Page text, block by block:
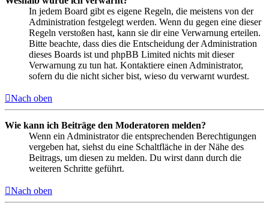
In jedem Board gibt es eigene Regeln, die meistens von der
Administration festgelegt werden. Wenn du gegen eine dieser
Regeln verstoßen hast, kann sie dir eine Verwarnung erteilen.
Bitte beachte, dass dies die Entscheidung der Administration
dieses Boards ist und phpBB Limited nichts mit dieser
Verwarnung zu tun hat. Kontaktiere einen Administrator,
sofern du die nicht sicher bist, wieso du verwarnt wurdest.
Nach oben
Wie kann ich Beiträge den Moderatoren melden?
Wenn ein Administrator die entsprechenden Berechtigungen
vergeben hat, siehst du eine Schaltfläche in der Nähe des
Beitrags, um diesen zu melden. Du wirst dann durch die
weiteren Schritte geführt.
Nach oben